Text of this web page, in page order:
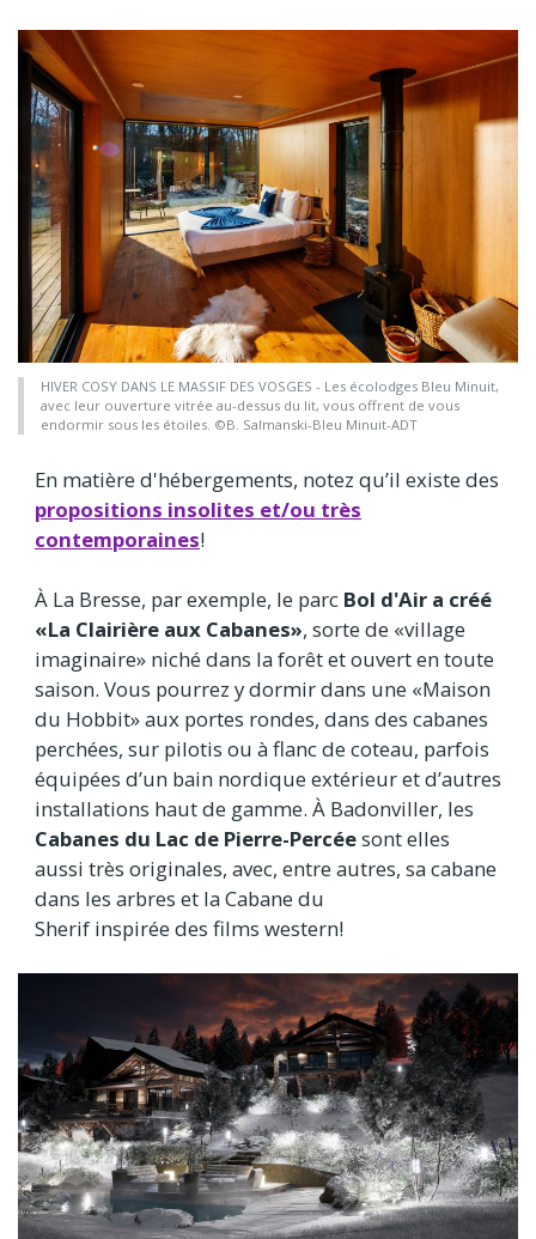
HIVER COSY DANS LE MASSIF DES VOSGES - Les écolodges Bleu Minuit,
avec leur ouverture vitrée au-dessus du lit, vous offrent de vous
endormir sous les étoiles. ©B. Salmanski-Bleu Minuit-ADT
En matière d'hébergements, notez qu’il existe des
propositions insolites et/ou très
contemporaines!
À La Bresse, par exemple, le parc Bol d'Air a créé
«La Clairière aux Cabanes», sorte de «village
imaginaire» niché dans la forêt et ouvert en toute
saison. Vous pourrez y dormir dans une «Maison
du Hobbit» aux portes rondes, dans des cabanes
perchées, sur pilotis ou à flanc de coteau, parfois
équipées d’un bain nordique extérieur et d’autres
installations haut de gamme. À Badonviller, les
Cabanes du Lac de Pierre-Percéesont elles
aussi très originales, avec, entre autres, sa cabane
dans les arbres et la Cabane du
Sherif inspirée des films western!